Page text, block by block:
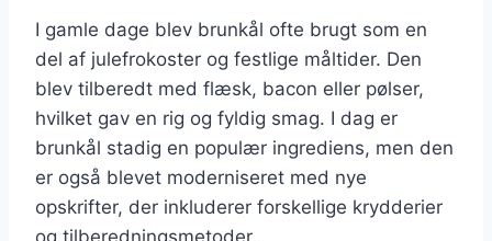
I gamle dage blev brunkål ofte brugt som en
del af julefrokoster og festlige måltider. Den
blev tilberedt med flæsk, bacon eller pølser,
hvilket gav en rig og fyldig smag. I dag er
brunkål stadig en populær ingrediens, men den
er også blevet moderniseret med nye
opskrifter, der inkluderer forskellige krydderier
og tilberedningsmetoder.